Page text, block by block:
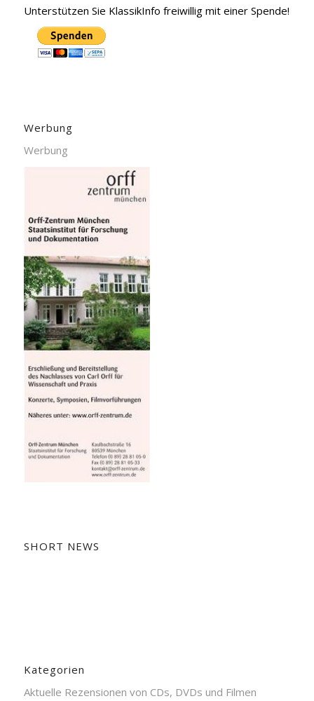
Unterstützen Sie KlassikInfo freiwillig mit einer Spende!
Werbung
Werbung
SHORT NEWS
Kategorien
Aktuelle Rezensionen von CDs, DVDs und Filmen